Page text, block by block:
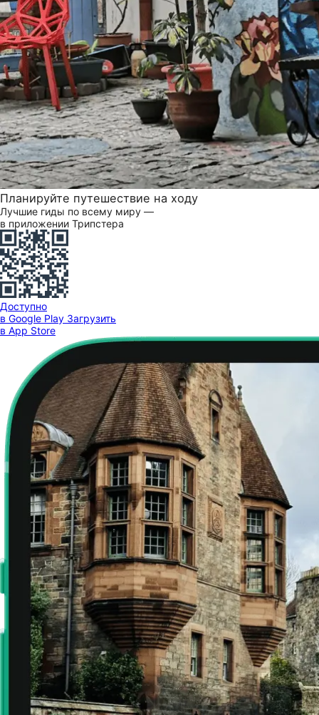
Планируйте путешествие на ходу
Лучшие гиды по всему миру —
в приложении Трипстера
Доступно
в Google Play Загрузить
в App Store